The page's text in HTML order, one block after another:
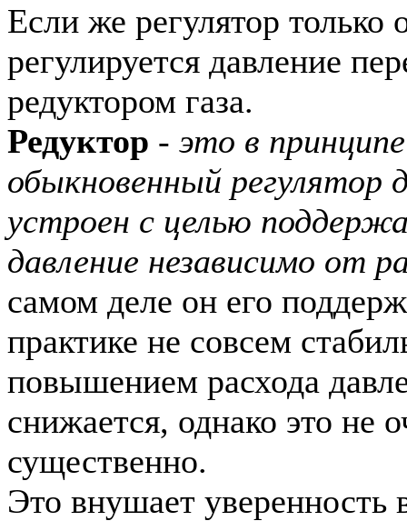
Если же регулятор только
регулируется давление
редуктором газа.
Редуктор - это в
обыкновенный регулятор
устроен с целью
давление независимо от
самом деле он его
практике не совсем
повышением расхода
снижается, однако это не
существенно.
Это внушает уверенность